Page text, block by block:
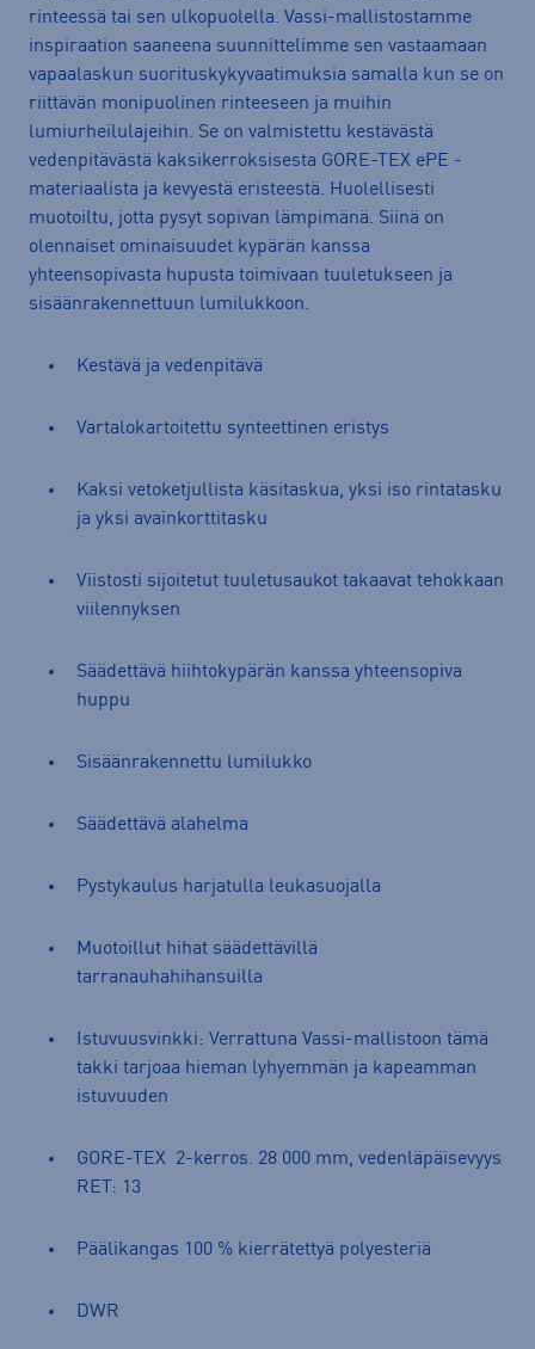
rinteessä tai sen ulkopuolella. Vassi-mallistostamme
inspiraation saaneena suunnittelimme sen vastaamaan
vapaalaskun suorituskykyvaatimuksia samalla kun se on
riittävän monipuolinen rinteeseen ja muihin
lumiurheilulajeihin. Se on valmistettu kestävästä
vedenpitävästä kaksikerroksisesta GORE-TEX ePE -
materiaalista ja kevyestä eristeestä. Huolellisesti
muotoiltu, jotta pysyt sopivan lämpimänä. Siinä on
olennaiset ominaisuudet kypärän kanssa
yhteensopivasta hupusta toimivaan tuuletukseen ja
sisäänrakennettuun lumilukkoon.
Kestävä ja vedenpitävä
Vartalokartoitettu synteettinen eristys
Kaksi vetoketjullista käsitaskua, yksi iso rintatasku
ja yksi avainkorttitasku
Viistosti sijoitetut tuuletusaukot takaavat tehokkaan
viilennyksen
Säädettävä hiihtokypärän kanssa yhteensopiva
huppu
Sisäänrakennettu lumilukko
Säädettävä alahelma
Pystykaulus harjatulla leukasuojalla
Muotoillut hihat säädettävillä
tarranauhahihansuilla
Istuvuusvinkki: Verrattuna Vassi-mallistoon tämä
takki tarjoaa hieman lyhyemmän ja kapeamman
istuvuuden
GORE-TEX 2-kerros. 28 000 mm, vedenläpäisevyys
RET: 13
Päälikangas 100 % kierrätettyä polyesteriä
DWR